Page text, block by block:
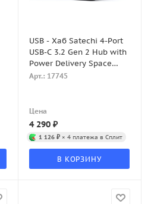
USB - Хаб Satechi 4-Port
USB-C 3.2 Gen 2 Hub with
Power Delivery Space
Gray
Арт.: 17745
Цена
4 290₽
1 126 ₽× 4 платежа в Сплит
В КОРЗИНУ